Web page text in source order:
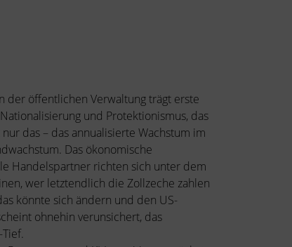
der öffentlichen Verwaltung trägt erste
und Protektionismus, das
das – das annualisierte Wachstum im
Das ökonomische
Handelspartner richten sich unter dem
wer letztendlich die Zollzeche zahlen
könnte sich ändern und den US-
ohnehin verunsichert, das